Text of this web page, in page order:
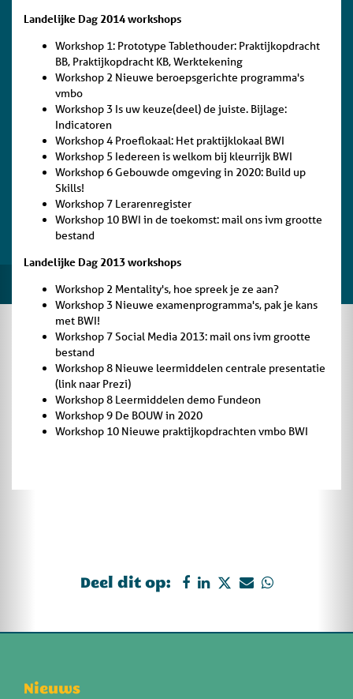
Landelijke Dag 2014 workshops
Workshop 1: Prototype Tablethouder: Praktijkopdracht
BB, Praktijkopdracht KB, Werktekening
Workshop 2 Nieuwe beroepsgerichte programma's
vmbo
Workshop 3 Is uw keuze(deel) de juiste. Bijlage:
Indicatoren
Workshop 4 Proeflokaal: Het praktijklokaal BWI
Workshop 5 Iedereen is welkom bij kleurrijk BWI
Workshop 6 Gebouwde omgeving in 2020: Build up
Skills!
Workshop 7 Lerarenregister
Workshop 10 BWI in de toekomst: mail ons ivm grootte
bestand
Landelijke Dag 2013 workshops
Workshop 2 Mentality's, hoe spreek je ze aan?
Workshop 3 Nieuwe examenprogramma's, pak je kans
met BWI!
Workshop 7 Social Media 2013: mail ons ivm grootte
bestand
Workshop 8 Nieuwe leermiddelen centrale presentatie
(link naar Prezi)
Workshop 8 Leermiddelen demo Fundeon
Workshop 9 De BOUW in 2020
Workshop 10 Nieuwe praktijkopdrachten vmbo BWI
Deel dit op:
Nieuws